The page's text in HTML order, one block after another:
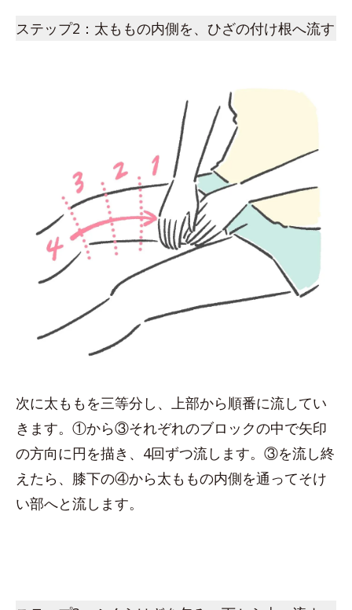
ステップ2：太ももの内側を、ひざの付け根へ流す
次に太ももを三等分し、上部から順番に流してい
きます。①から③それぞれのブロックの中で矢印
の方向に円を描き、4回ずつ流します。③を流し終
えたら、膝下の④から太ももの内側を通ってそけ
い部へと流します。